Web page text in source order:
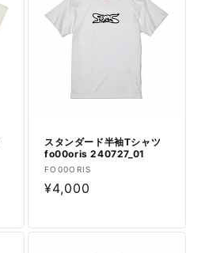
スタンダード半袖Tシャツ
fo00oris 240727_01
販
売
FO00ORIS
通
価
¥4,000